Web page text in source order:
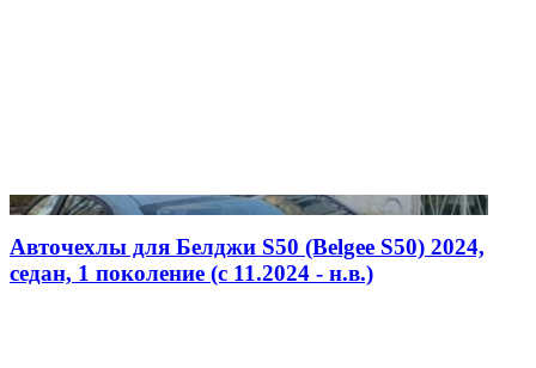
Авточехлы для Белджи S50 (Belgee S50) 2024,
седан, 1 поколение (c 11.2024 - н.в.)